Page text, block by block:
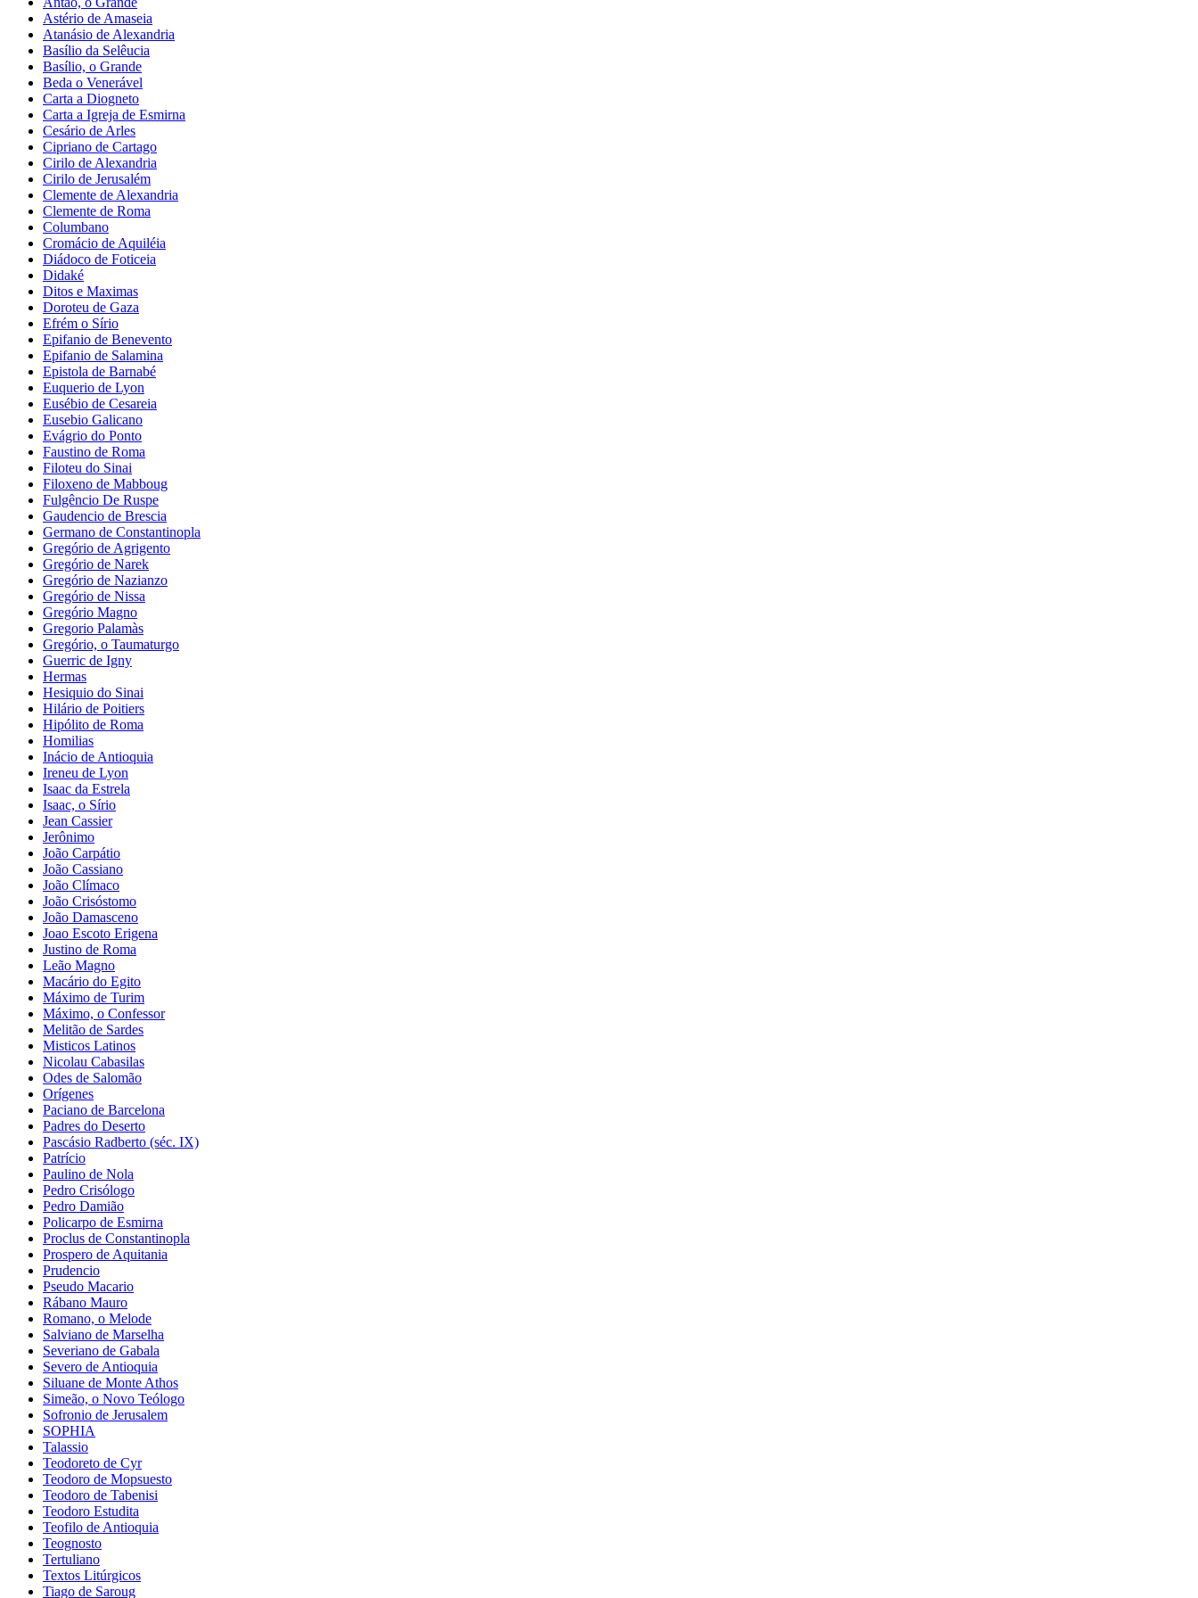
Astério de Amaseia
Atanásio de Alexandria
Basílio da Selêucia
Basílio, o Grande
Beda o Venerável
Carta a Diogneto
Carta a Igreja de Esmirna
Cesário de Arles
Cipriano de Cartago
Cirilo de Alexandria
Cirilo de Jerusalém
Clemente de Alexandria
Clemente de Roma
Columbano
Cromácio de Aquiléia
Diádoco de Foticeia
Didaké
Ditos e Maximas
Doroteu de Gaza
Efrém o Sírio
Epifanio de Benevento
Epifanio de Salamina
Epistola de Barnabé
Euquerio de Lyon
Eusébio de Cesareia
Eusebio Galicano
Evágrio do Ponto
Faustino de Roma
Filoteu do Sinai
Filoxeno de Mabboug
Fulgêncio De Ruspe
Gaudencio de Brescia
Germano de Constantinopla
Gregório de Agrigento
Gregório de Narek
Gregório de Nazianzo
Gregório de Nissa
Gregório Magno
Gregorio Palamàs
Gregório, o Taumaturgo
Guerric de Igny
Hermas
Hesiquio do Sinai
Hilário de Poitiers
Hipólito de Roma
Homilias
Inácio de Antioquia
Ireneu de Lyon
Isaac da Estrela
Isaac, o Sírio
Jean Cassier
Jerônimo
João Carpátio
João Cassiano
João Clímaco
João Crisóstomo
João Damasceno
Joao Escoto Erigena
Justino de Roma
Leão Magno
Macário do Egito
Máximo de Turim
Máximo, o Confessor
Melitão de Sardes
Misticos Latinos
Nicolau Cabasilas
Odes de Salomão
Orígenes
Paciano de Barcelona
Padres do Deserto
Pascásio Radberto (séc. IX)
Patrício
Paulino de Nola
Pedro Crisólogo
Pedro Damião
Policarpo de Esmirna
Proclus de Constantinopla
Prospero de Aquitania
Prudencio
Pseudo Macario
Rábano Mauro
Romano, o Melode
Salviano de Marselha
Severiano de Gabala
Severo de Antioquia
Siluane de Monte Athos
Simeão, o Novo Teólogo
Sofronio de Jerusalem
SOPHIA
Talassio
Teodoreto de Cyr
Teodoro de Mopsuesto
Teodoro de Tabenisi
Teodoro Estudita
Teofilo de Antioquia
Teognosto
Tertuliano
Textos Litúrgicos
Tiago de Saroug